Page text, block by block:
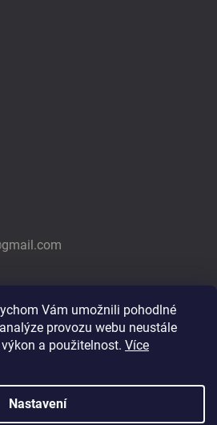
Vám umožnili pohodlné
provozu webu neustále
a použitelnost. Více
Nastavení
gmail.com